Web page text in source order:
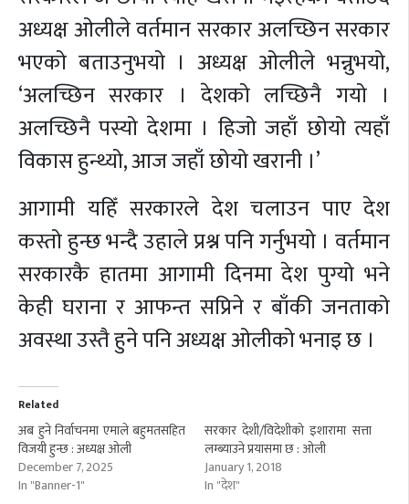
अध्यक्ष ओलीले वर्तमान सरकार अलच्छिन सरकार
भएको बताउनुभयो । अध्यक्ष ओलीले भन्नुभयो,
‘अलच्छिन सरकार । देशको लच्छिनै गयो ।
अलच्छिनै पस्यो देशमा । हिजो जहाँ छोयो त्यहाँ
विकास हुन्थ्यो, आज जहाँ छोयो खरानी ।’
आगामी यहिँ सरकारले देश चलाउन पाए देश
कस्तो हुन्छ भन्दै उहाले प्रश्न पनि गर्नुभयो । वर्तमान
सरकारकै हातमा आगामी दिनमा देश पुग्यो भने
केही घराना र आफन्त सप्रिने र बाँकी जनताको
अवस्था उस्तै हुने पनि अध्यक्ष ओलीको भनाइ छ ।
Related
अब हुने निर्वाचनमा एमाले बहुमतसहित
विजयी हुन्छ : अध्यक्ष ओली
December 7, 2025
In "Banner-1"
सरकार देशी/विदेशीको इशारामा सत्ता
लम्ब्याउने प्रयासमा छ : ओली
January 1, 2018
In "देश"